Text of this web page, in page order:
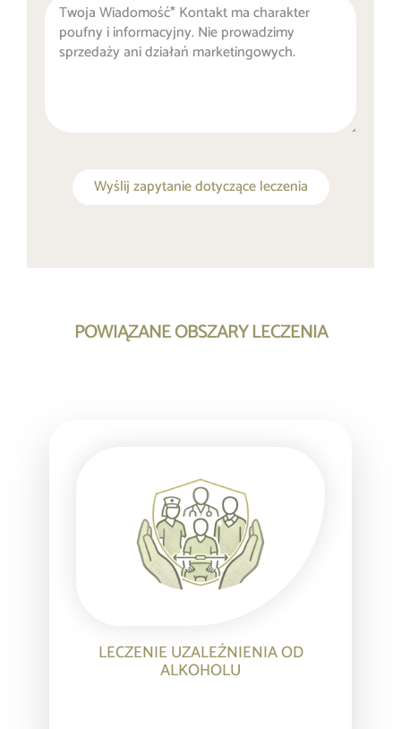
Wyślij zapytanie dotyczące leczenia
POWIĄZANE OBSZARY LECZENIA
LECZENIE UZALEŻNIENIA OD
ALKOHOLU